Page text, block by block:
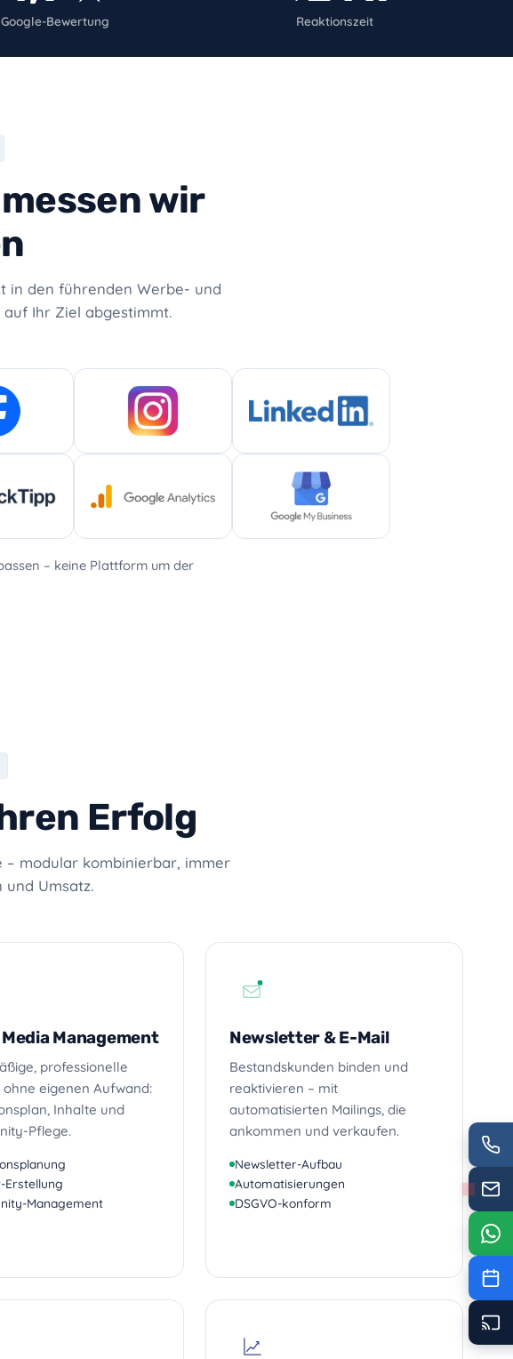
Google-Bewertung Reaktionszeit
wir
in den führenden Werbe- und
Ihr Ziel abgestimmt.
– keine Plattform um der
Erfolg
modular kombinierbar, immer
Umsatz.
Management
professionelle
ohne eigenen Aufwand:
Inhalte und
Pflege.
Erstellung
Management
Newsletter & E-Mail
Bestandskunden binden und
reaktivieren – mit
automatisierten Mailings, die
ankommen und verkaufen.
Newsletter-Aufbau
Automatisierungen
DSGVO-konform